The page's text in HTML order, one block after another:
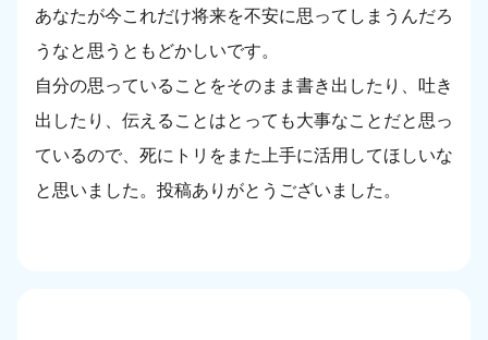
あなたが今これだけ将来を不安に思ってしまうんだろ
うなと思うともどかしいです。
自分の思っていることをそのまま書き出したり、吐き
出したり、伝えることはとっても大事なことだと思っ
ているので、死にトリをまた上手に活用してほしいな
と思いました。投稿ありがとうございました。